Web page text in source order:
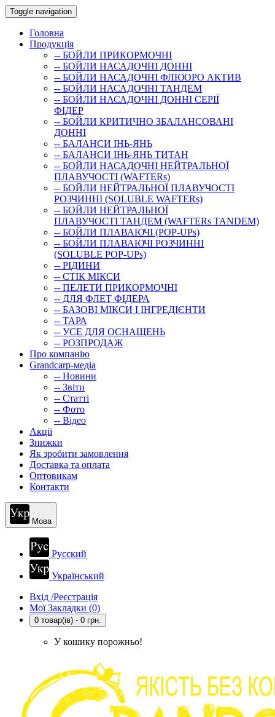
Toggle navigation
Головна
Продукція
-- БОЙЛИ ПРИКОРМОЧНI
-- БОЙЛИ НАСАДОЧНI ДОННI
-- БОЙЛИ НАСАДОЧНІ ФЛЮОРО АКТИВ
-- БОЙЛИ НАСАДОЧНІ ТАНДЕМ
-- БОЙЛИ НАСАДОЧНI ДОННI СЕРIÏ
ФIДЕР
-- БОЙЛИ КРИТИЧНО ЗБАЛАНСОВАНІ
ДОННІ
-- БАЛАНСИ ІНЬ-ЯНЬ
-- БАЛАНСИ ІНЬ-ЯНЬ ТИТАН
-- БОЙЛИ НАСАДОЧНI НЕЙТРАЛЬНОÏ
ПЛАВУЧОСТI (WAFTERs)
-- БОЙЛИ НЕЙТРАЛЬНОЇ ПЛАВУЧОСТІ
РОЗЧИННІ (SOLUBLE WAFTERs)
-- БОЙЛИ НЕЙТРАЛЬНОЇ
ПЛАВУЧОСТІ ТАНДЕМ (WAFTERs TANDEM)
-- БОЙЛИ ПЛАВАЮЧІ (POP-UPs)
-- БОЙЛИ ПЛАВАЮЧI РОЗЧИННI
(SOLUBLE POP-UPs)
-- РIДИНИ
-- СТIК МIКСИ
-- ПЕЛЕТИ ПРИКОРМОЧНІ
-- ДЛЯ ФЛЕТ ФІДЕРА
-- БАЗОВІ МІКСИ І ІНГРЕДІЄНТИ
-- ТАРА
-- УСЕ ДЛЯ ОСНАЩЕНЬ
-- РОЗПРОДАЖ
Про компанію
Grandcarp-медіа
-- Новини
-- Звіти
-- Статті
-- Фото
-- Відео
Акції
Знижки
Як зробити замовлення
Доставка та оплата
Оптовикам
Контакти
Мова
Русский
Український
Вхід /Реєстрація
Мої Закладки (0)
0 товар(ів) - 0 грн.
У кошику порожньо!